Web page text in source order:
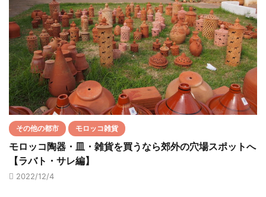
その他の都市 モロッコ雑貨
モロッコ陶器・皿・雑貨を買うなら郊外の穴場スポットへ
【ラバト・サレ編】
2022/12/4